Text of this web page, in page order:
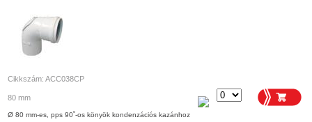
Cikkszám: ACC038CP
80 mm
Ø 80 mm-es, pps 90˚-os könyök kondenzációs kazánhoz